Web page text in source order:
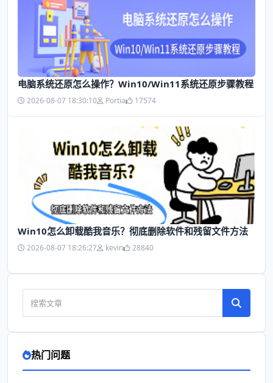
电脑系统还原怎么操作？Win10/Win11系统还原步骤教程
2026-08-07 18:30:10 Portia 17574
Win10怎么卸载酷我音乐？彻底删除软件和残留文件方法
2026-08-07 18:26:27 kevin 28840
热门问题